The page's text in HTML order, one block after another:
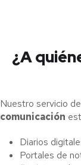
¿A
Nuestro servicio de
comunicación
Diarios
Portales de